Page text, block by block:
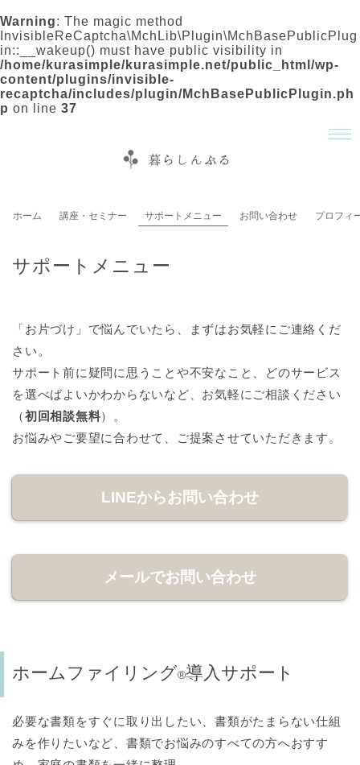
Warning: The magic method
InvisibleReCaptcha\MchLib\Plugin\MchBasePublicPlug
in::__wakeup() must have public visibility in
/home/kurasimple/kurasimple.net/public_html/wp-
content/plugins/invisible-
recaptcha/includes/plugin/MchBasePublicPlugin.ph
p on line 37
ホーム 講座・セミナー サポートメニュー お問い合わせ プロフィ
サポートメニュー
「お片づけ」で悩んでいたら、まずはお気軽にご連絡くだ
さい。
サポート前に疑問に思うことや不安なこと、どのサービス
を選べばよいかわからないなど、お気軽にご相談ください
（初回相談無料）。
お悩みやご要望に合わせて、ご提案させていただきます。
LINEからお問い合わせ
メールでお問い合わせ
ホームファイリング®導入サポート
必要な書類をすぐに取り出したい、書類がたまらない仕組
みを作りたいなど、書類でお悩みのすべての方へおすす